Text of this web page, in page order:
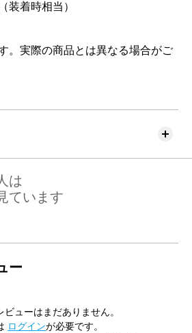
装着時相当）
。実際の商品とは異なる場合がご
は
ています
ー
ューはまだありません。
ログインが必要です。